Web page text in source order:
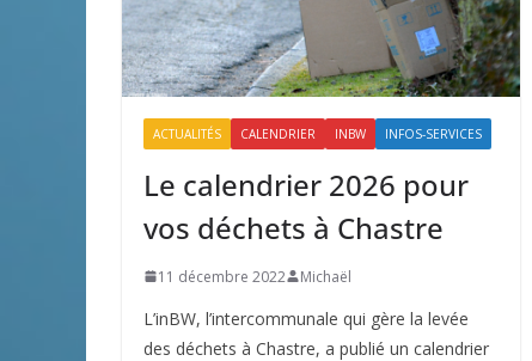
ACTUALITÉS CALENDRIER INBW INFOS-SERVICES
Le calendrier 2026 pour
vos déchets à Chastre
11 décembre 2022 Michaël
L’inBW, l’intercommunale qui gère la levée
des déchets à Chastre, a publié un calendrier